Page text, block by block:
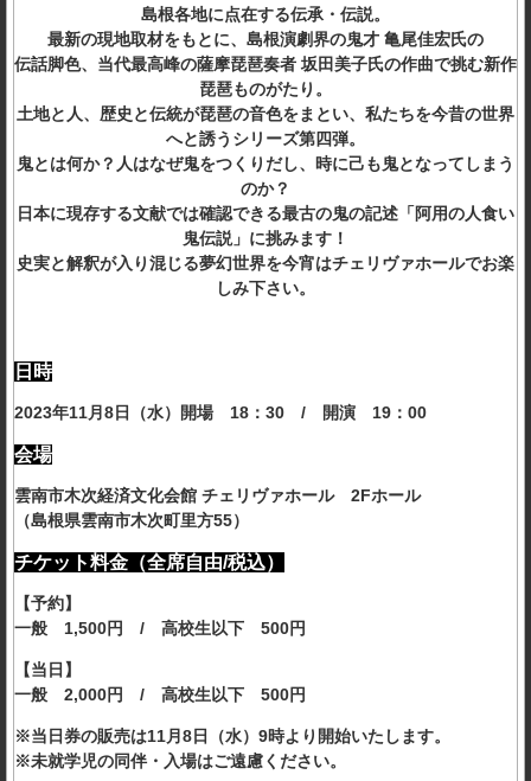
島根各地に点在する伝承・伝説。
最新の現地取材をもとに、島根演劇界の鬼才 亀尾佳宏氏の
伝話脚色、当代最高峰の薩摩琵琶奏者 坂田美子氏の作曲で挑む新作
琵琶ものがたり。
土地と人、歴史と伝統が琵琶の音色をまとい、私たちを今昔の世界
へと誘うシリーズ第四弾。
鬼とは何か？人はなぜ鬼をつくりだし、時に己も鬼となってしまう
のか？
日本に現存する文献では確認できる最古の鬼の記述「阿用の人食い
鬼伝説」に挑みます！
史実と解釈が入り混じる夢幻世界を今宵はチェリヴァホールでお楽
しみ下さい。
日時
2023年11月8日（水）開場 18：30 / 開演 19：00
会場
雲南市木次経済文化会館 チェリヴァホール 2Fホール
（島根県雲南市木次町里方55）
チケット料金（全席自由/税込）
【予約】
一般 1,500円 / 高校生以下 500円
【当日】
一般 2,000円 / 高校生以下 500円
※当日券の販売は11月8日（水）9時より開始いたします。
※未就学児の同伴・入場はご遠慮ください。